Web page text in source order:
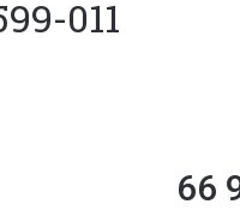
011
66